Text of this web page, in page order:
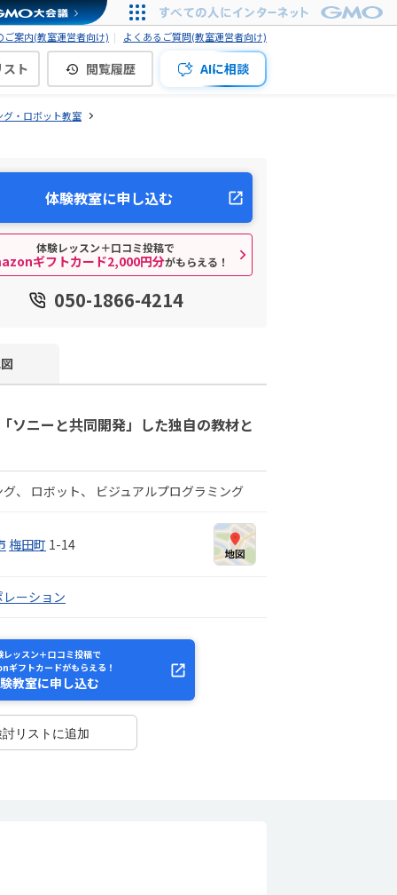
ご案内(教室運営者向け) よくあるご質問(教室運営者向け)
ト 閲覧履歴 AIに相談
・ロボット教室
体験教室に申し込む
体験レッスン＋口コミ投稿で
ギフトカード2,000円分がもらえる！
050-1866-4214
ニーと共同開発」した独自の教材と
グ ロボット ビジュアルプログラミング
梅田町 1-14
ーション
レッスン＋口コミ投稿で
ギフトカードがもらえる！
教室に申し込む
リストに追加